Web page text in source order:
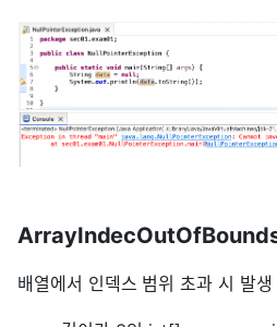
배열에서 인덱스 범위 초과 시 발생